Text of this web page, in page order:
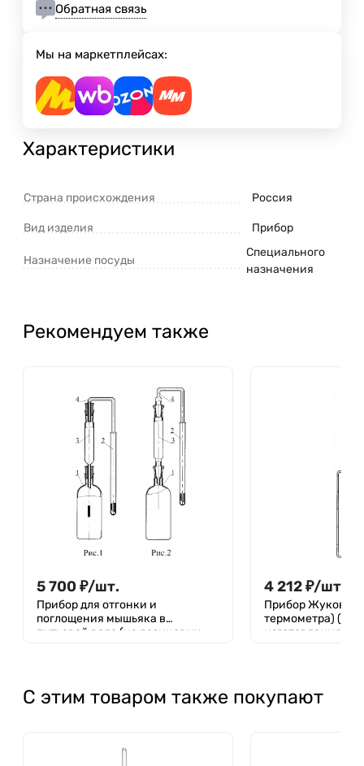
Обратная связь
Мы на маркетплейсах:
Характеристики
Страна происхождения Россия
Вид изделия Прибор
Назначение посуды
Специального
назначения
Рекомендуем также
5 700 ₽/шт.
Прибор для отгонки и
поглощения мышьяка в
питьевой воде (на резиновых
4 212₽/шт.
Прибор Жукова
термометра)
изготовления 60
С этим товаром также покупают